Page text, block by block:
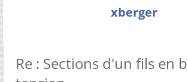
xberger
Re : Sections d'un fils en